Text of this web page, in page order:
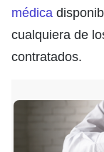
médica
cualquiera de
contratados.